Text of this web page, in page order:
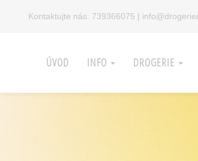
Kontaktujte nás: 739366075 |
ÚVOD INFO DROGERIE